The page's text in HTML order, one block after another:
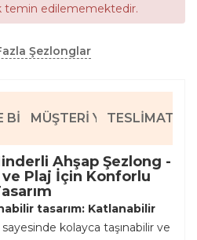
temin edilememektedir.
Şezlonglar
BILGILERI
MÜŞTERI YORUMLARI
TESLIMAT
Ahşap Şezlong -
Plaj İçin Konforlu
tasarım: Katlanabilir
kolayca taşınabilir ve